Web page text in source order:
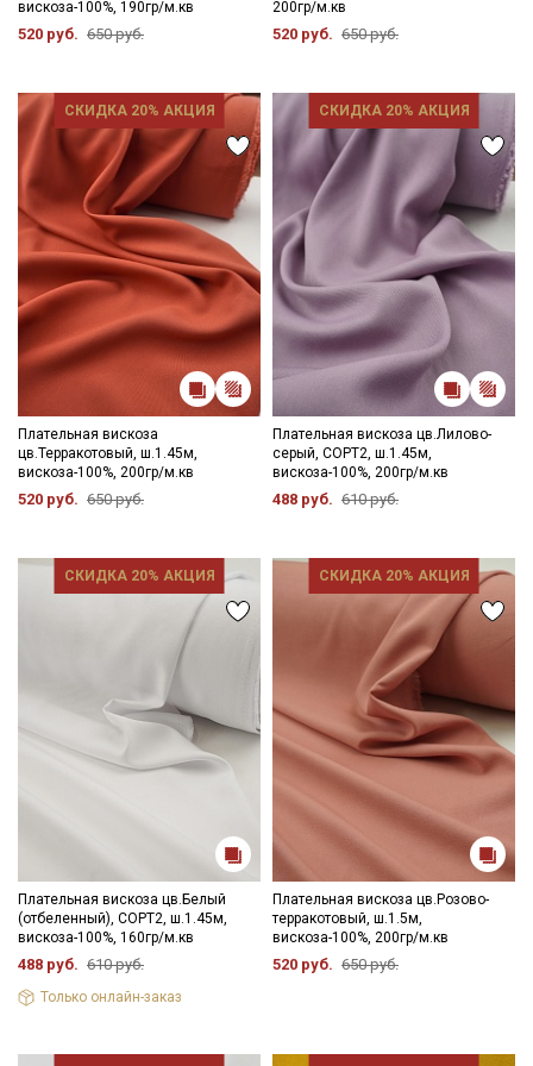
вискоза-100%, 190гр/м.кв
520 руб. 650 руб.
200гр/м.кв
520 руб. 650 руб.
СКИДКА 20% АКЦИЯ
Плательная вискоза
цв.Терракотовый, ш.1.45м,
вискоза-100%, 200гр/м.кв
520 руб. 650 руб.
СКИДКА 20% АКЦИЯ
Плательная вискоза цв.Лилово-
серый, СОРТ2, ш.1.45м,
вискоза-100%, 200гр/м.кв
488 руб. 610 руб.
СКИДКА 20% АКЦИЯ
Плательная вискоза цв.Белый
(отбеленный), СОРТ2, ш.1.45м,
вискоза-100%, 160гр/м.кв
488 руб. 610 руб.
Только онлайн-заказ
СКИДКА 20% АКЦИЯ
Плательная вискоза цв.Розово-
терракотовый, ш.1.5м,
вискоза-100%, 200гр/м.кв
520 руб. 650 руб.
Секретная рассылка от Купава
Мы публикуем здесь дополнительные